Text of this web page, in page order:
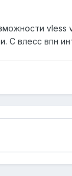
vless
С влесс впн